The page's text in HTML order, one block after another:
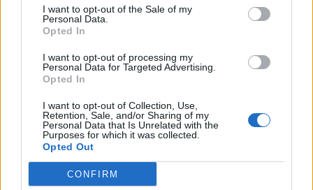
I want to opt-out of the Sale of my
Personal Data.
Opted In
I want to opt-out of processing my
Personal Data for Targeted Advertising.
Opted In
I want to opt-out of Collection, Use,
Retention, Sale, and/or Sharing of my
Personal Data that Is Unrelated with the
Purposes for which it was collected.
Opted Out
CONFIRM